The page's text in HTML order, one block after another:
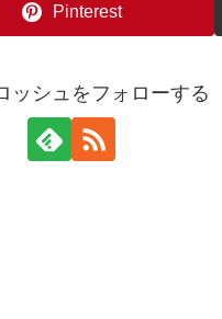
Pinterest
ッシュをフォローする